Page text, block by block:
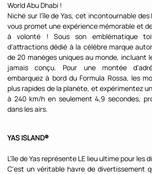
World Abu Dhabi !
Niché sur l'île de Yas, cet incontournable
vous promet une expérience mémorable et
à volonté ! Sous son emblématique
d'attractions dédié à la célèbre marque
de 20 manèges uniques au monde, incluant
jamais conçu. Pour une montée
embarquez à bord du Formula Rossa, les
plus rapides de la planète, et expérimentez
à 240 km/h en seulement 4,9 secondes,
dans les airs.
YAS ISLAND®
L'île de Yas représente LE lieu ultime pour les
C'est un véritable havre de divertissement